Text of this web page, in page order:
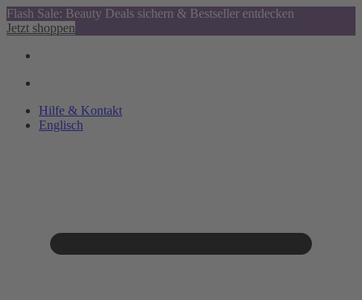
Flash Sale: Beauty Deals sichern & Bestseller entdecken
Jetzt shoppen
Hilfe & Kontakt
Englisch